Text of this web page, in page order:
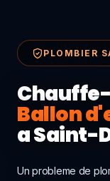
PLOMBIER
Ballon
a Saint-
Un probleme de